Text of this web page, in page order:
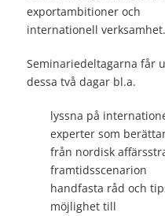
exportambitioner och
internationell verksamhet.
Seminariedeltagarna får
dessa två dagar bl.a.
lyssna på
experter som
från nordisk
framtidsscenarion
handfasta råd och
möjlighet till